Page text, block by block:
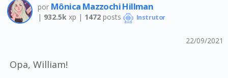
por Mônica Mazzochi Hillman
| 932.5kxp | 1472posts Instrutor
22/09/2021
Opa, William!